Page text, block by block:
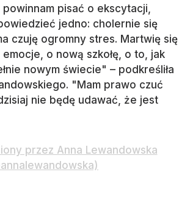
pisać o ekscytacji,
jedno: cholernie się
czuję ogromny stres. Martwię się
o nową szkołę, o to, jak
nowym świecie" – podkreśliła
"Mam prawo czuć
nie będę udawać, że jest
przez Anna Lewandowska